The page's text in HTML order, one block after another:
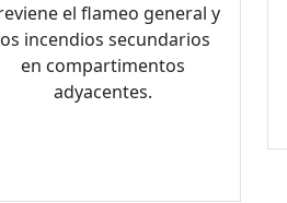
el flameo general y
incendios secundarios
en compartimentos
adyacentes.